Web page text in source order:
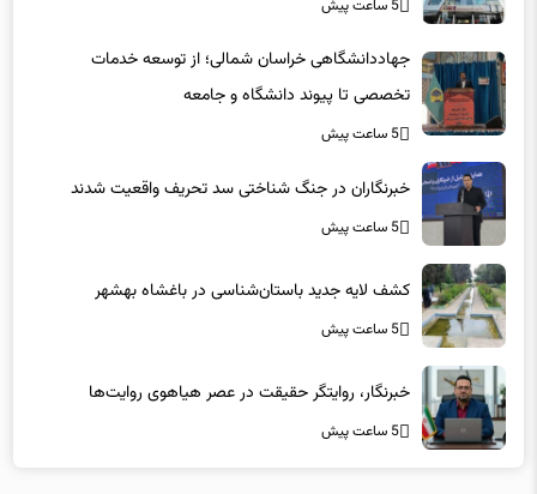
5 ساعت پیش
جهاددانشگاهی خراسان شمالی؛ از توسعه خدمات
تخصصی تا پیوند دانشگاه و جامعه
5 ساعت پیش
خبرنگاران در جنگ شناختی سد تحریف واقعیت شدند
5 ساعت پیش
کشف لایه جدید باستان‌شناسی در باغشاه بهشهر
5 ساعت پیش
خبرنگار، روایتگر حقیقت در عصر هیاهوی روایت‌ها
5 ساعت پیش